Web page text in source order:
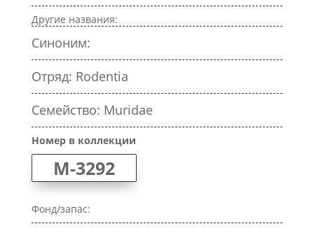
Другие названия:
Синоним:
Отряд: Rodentia
Семейство: Muridae
Номер в коллекции
M-3292
Фонд/запас: